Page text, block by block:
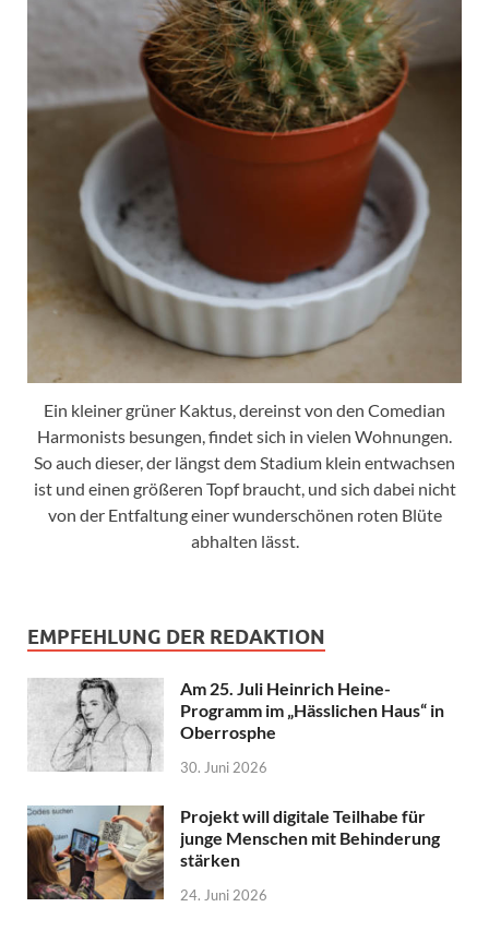
Ein kleiner grüner Kaktus, dereinst von den Comedian
Harmonists besungen, findet sich in vielen Wohnungen.
So auch dieser, der längst dem Stadium klein entwachsen
ist und einen größeren Topf braucht, und sich dabei nicht
von der Entfaltung einer wunderschönen roten Blüte
abhalten lässt.
EMPFEHLUNG DER REDAKTION
Am 25. Juli Heinrich Heine-
Programm im „Hässlichen Haus“ in
Oberrosphe
30. Juni 2026
Projekt will digitale Teilhabe für
junge Menschen mit Behinderung
stärken
24. Juni 2026